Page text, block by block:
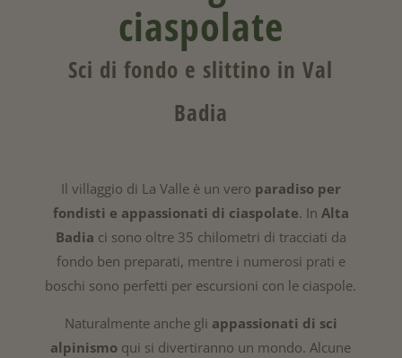
ciaspolate
Sci di fondo e slittino in Val
Badia
Il villaggio di La Valle è un vero paradiso per
fondisti e appassionati di ciaspolate. In Alta
Badia ci sono oltre 35 chilometri di tracciati da
fondo ben preparati, mentre i numerosi prati e
boschi sono perfetti per escursioni con le ciaspole.
Naturalmente anche gli appassionati di sci
alpinismo qui si divertiranno un mondo. Alcune